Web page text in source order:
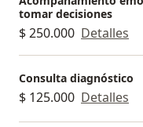
Para pacientes
realizarse de
Colombia
Davivienda.
tomar decisiones
$ 250.000 Detalles
Consulta diagnóstico
$ 125.000 Detalles